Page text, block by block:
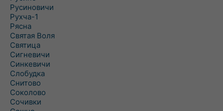
Русиновичи
Рухча-1
Рясна
Святая Воля
Святица
Сигневичи
Синкевичи
Слобудка
Снитово
Соколово
Сочивки